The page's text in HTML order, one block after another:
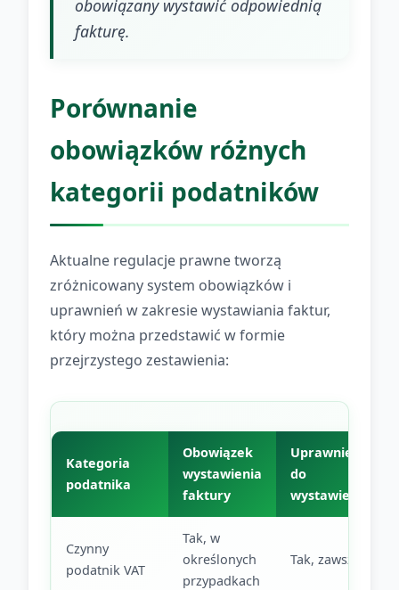
obowiązany wystawić odpowiednią
fakturę.
Porównanie
obowiązków różnych
kategorii podatników
Aktualne regulacje prawne tworzą
zróżnicowany system obowiązków i
uprawnień w zakresie wystawiania faktur,
który można przedstawić w formie
przejrzystego zestawienia:
Kategoria
podatnika
Obowiązek
wystawienia
faktury
Uprawnienie
do
wystawienia
Czynny
podatnik VAT
Tak, w
określonych
przypadkach
Tak, zawsze